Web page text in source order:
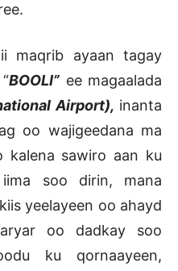
maqrib ayaan tagay
BOOLI” ee magaalada
Airport), inanta
oo wajigeedana ma
kalena sawiro aan ku
iima soo dirin, mana
yeelayeen oo ahayd
oo dadkay soo
ku qornaayeen,